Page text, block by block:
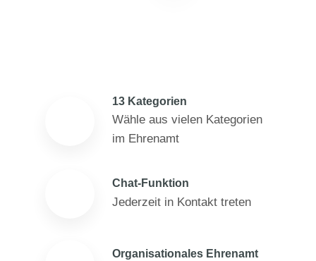
13 Kategorien
Wähle aus vielen Kategorien
im Ehrenamt
Chat-Funktion
Jederzeit in Kontakt treten
Organisationales Ehrenamt